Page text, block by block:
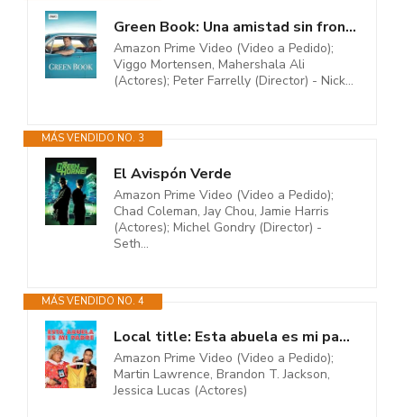
Green Book: Una amistad sin fronteras
Amazon Prime Video (Video a Pedido);
Viggo Mortensen, Mahershala Ali
(Actores); Peter Farrelly (Director) - Nick...
MÁS VENDIDO NO. 3
El Avispón Verde
Amazon Prime Video (Video a Pedido);
Chad Coleman, Jay Chou, Jamie Harris
(Actores); Michel Gondry (Director) -
Seth...
MÁS VENDIDO NO. 4
Local title: Esta abuela es mi padre
Amazon Prime Video (Video a Pedido);
Martin Lawrence, Brandon T. Jackson,
Jessica Lucas (Actores)